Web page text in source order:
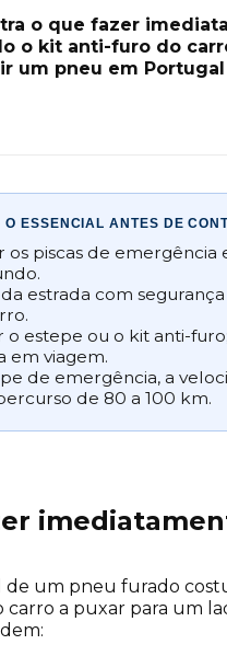
o que fazer
o kit anti-furo do
um pneu em Portugal
O ESSENCIAL ANTES DE
os piscas de
da estrada com
o estepe ou o kit anti-
em viagem.
de emergência, a
de 80 a 100 km.
de um pneu furado
carro a puxar para um